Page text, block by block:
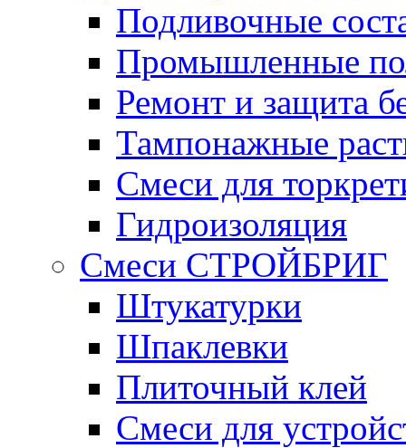
Подливочные
Промышленные
Ремонт и защита
Тампонажные
Смеси для
Гидроизоляция
Смеси СТРОЙБРИГ
Штукатурки
Шпаклевки
Плиточный клей
Смеси для